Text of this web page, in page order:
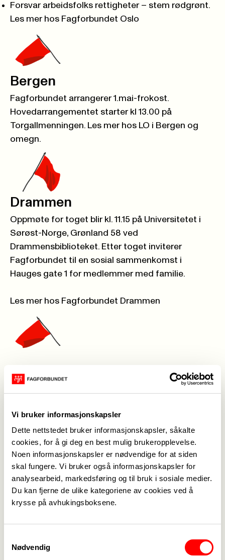
Vi bruker informasjonskapsler
Dette nettstedet bruker informasjonskapsler, såkalte
cookies, for å gi deg en best mulig brukeropplevelse.
Noen informasjonskapsler er nødvendige for at siden
skal fungere. Vi bruker også informasjonskapsler for
analysearbeid, markedsføring og til bruk i sosiale medier.
Du kan fjerne de ulike kategoriene av cookies ved å
krysse på avhukingsboksene.
Nødvendig
Forsvar arbeidsfolks rettigheter – stem rødgrønt.
Les mer hos Fagforbundet Oslo
Bergen
Fagforbundet arrangerer 1.mai-frokost.
Hovedarrangementet starter kl 13.00 på
Torgallmenningen. Les mer hos LO i Bergen og
omegn.
Drammen
Oppmøte for toget blir kl. 11.15 på Universitetet i
Sørøst-Norge, Grønland 58 ved
Drammensbiblioteket. Etter toget inviterer
Fagforbundet til en sosial sammenkomst i
Hauges gate 1 for medlemmer med familie.
Les mer hos Fagforbundet Drammen
Fredrikstad
Vi byr på 1 mai frokost for våre medlemmer før vi
kommentarfeltet på Facebook)
Les mer hos Fagforbundet Fredrikstad
Frokost i Fagforbundet sine lokaler, Stortorget 5